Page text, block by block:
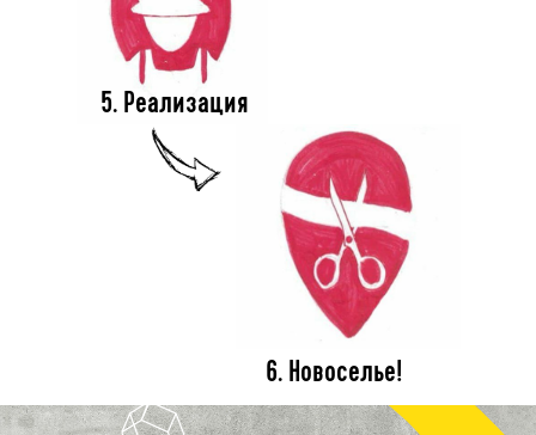
5. Реализация
6. Новоселье!